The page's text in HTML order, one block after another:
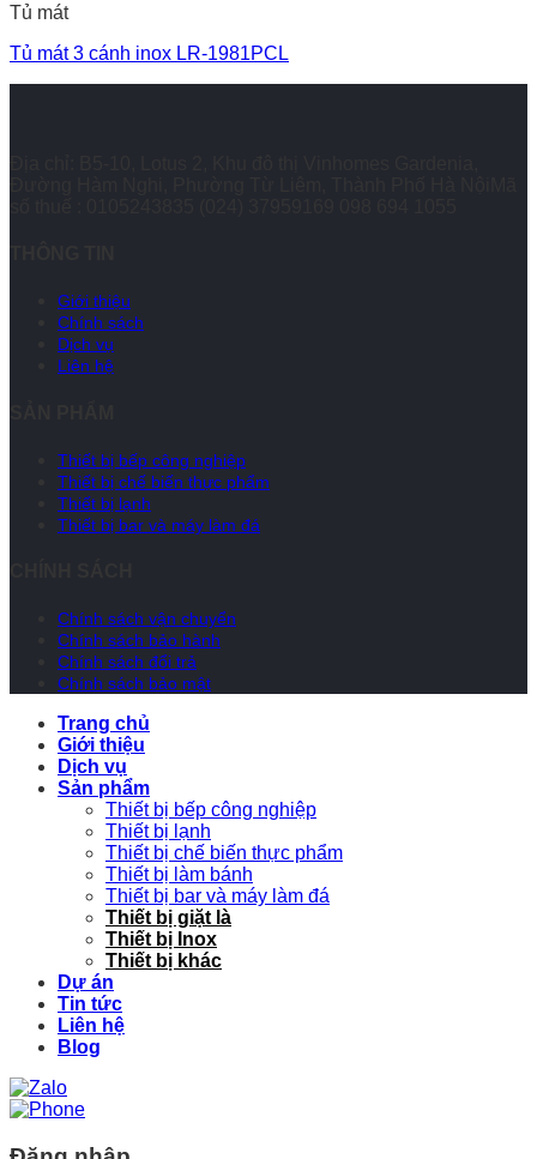
Tủ mát
Tủ mát 3 cánh inox LR-1981PCL
Giới thiệu
Chính sách
Dịch vụ
Liên hệ
Thiết bị bếp công nghiệp
Thiết bị chế biến thực phẩm
Thiết bị lạnh
Thiết bị bar và máy làm đá
Chính sách vận chuyển
Chính sách bảo hành
Chính sách đổi trả
Chính sách bảo mật
Trang chủ
Giới thiệu
Dịch vụ
Sản phẩm
Thiết bị bếp công nghiệp
Thiết bị lạnh
Thiết bị chế biến thực phẩm
Thiết bị làm bánh
Thiết bị bar và máy làm đá
Thiết bị giặt là
Thiết bị Inox
Thiết bị khác
Dự án
Tin tức
Liên hệ
Blog